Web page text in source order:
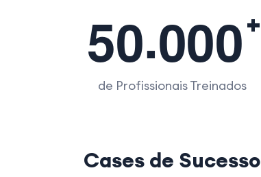
50.000
de Profissionais Treinados
Cases de Sucesso